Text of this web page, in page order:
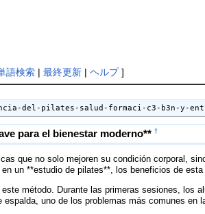
語検索| 最終更新| ヘルプ]
del-pilates-salud-formaci-c3-b3n-y-
para el bienestar moderno** †
que no solo mejoren su condición corporal,
un **estudio de pilates**, los beneficios de
método. Durante las primeras sesiones,
uno de los problemas más comunes en